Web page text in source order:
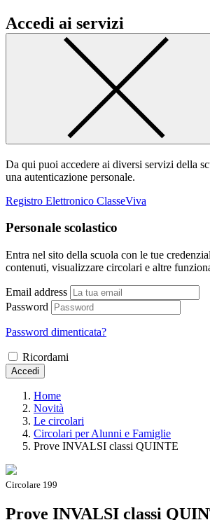
Accedi ai servizi
Da qui puoi accedere ai diversi servizi della
una autenticazione personale.
Registro Elettronico ClasseViva
Personale scolastico
Entra nel sito della scuola con le tue
contenuti, visualizzare circolari e altre
Email address
Password
Password dimenticata?
Ricordami
Accedi
Home
Novità
Le circolari
Circolari per Alunni e Famiglie
Prove INVALSI classi QUINTE
Circolare 199
Prove INVALSI classi